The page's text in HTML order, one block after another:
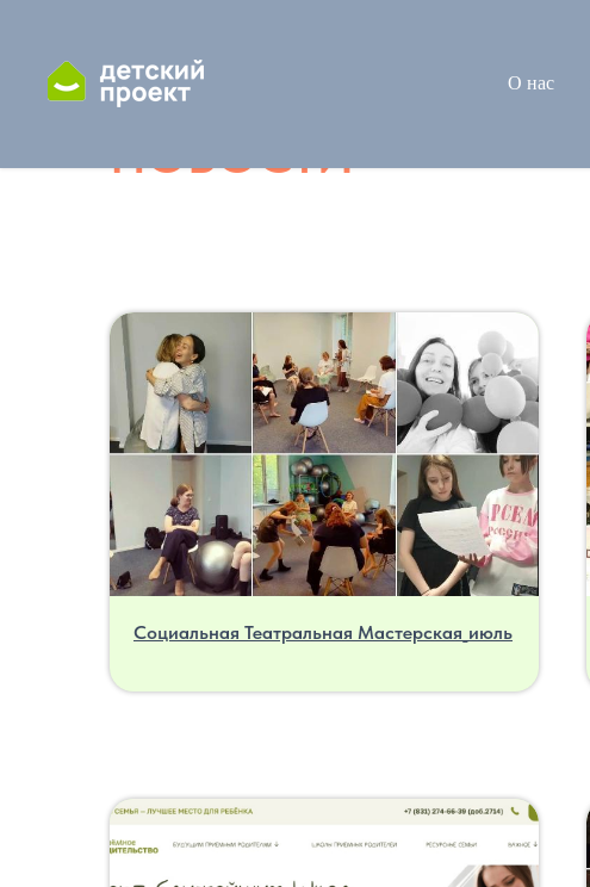
О нас
НОВОСТИ
Социальная Театральная Мастерская_июль